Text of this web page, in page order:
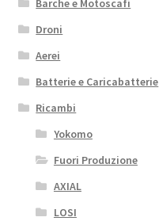
Barche e Motoscafi
Droni
Aerei
Batterie e Caricabatterie
Ricambi
Yokomo
Fuori Produzione
AXIAL
LOSI